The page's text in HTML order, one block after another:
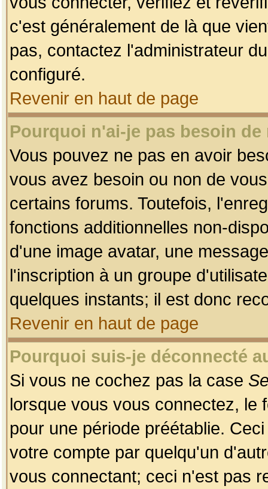
c'est généralement de là que
pas, contactez l'administrateur
configuré.
Revenir en haut de page
Pourquoi n'ai-je pas besoin
Vous pouvez ne pas en avoir
vous avez besoin ou non de
certains forums. Toutefois,
fonctions additionnelles non-
d'une image avatar, une
l'inscription à un groupe
quelques instants; il est donc
Revenir en haut de page
Pourquoi suis-je déconnecté
Si vous ne cochez pas la case
lorsque vous vous connectez, le
pour une période préétablie.
votre compte par quelqu'un
vous connectant; ceci n'est pas